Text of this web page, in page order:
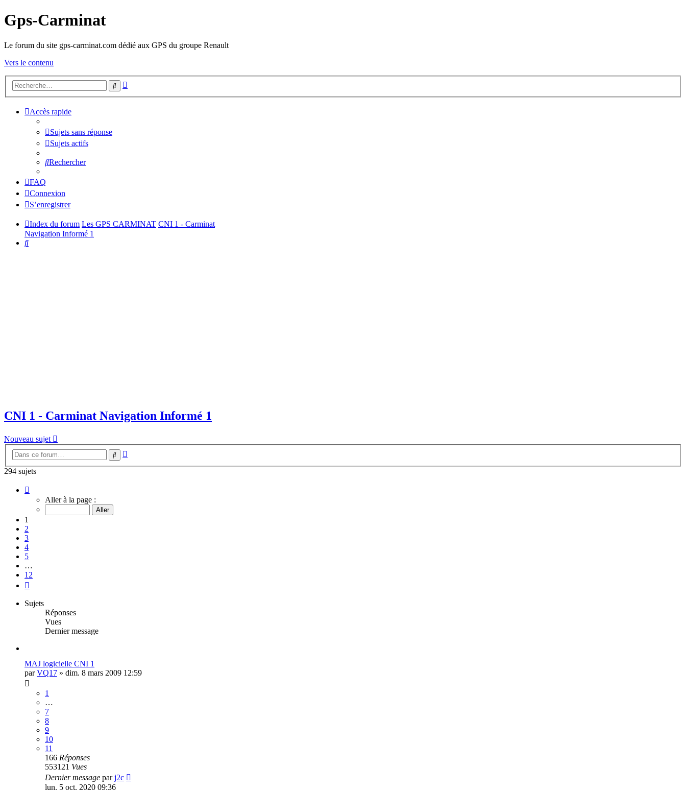
Gps-Carminat
Le forum du site gps-carminat.com dédié aux GPS du groupe Renault
Vers le contenu
Rechercher
Accès rapide
Sujets sans réponse
Sujets actifs
Rechercher
FAQ
Connexion
S’enregistrer
Index du forum Les GPS CARMINAT CNI 1 - Carminat
Navigation Informé 1
Rechercher
CNI 1 - Carminat Navigation Informé 1
Nouveau sujet
Rechercher
294 sujets
sur
Aller à la page :
1
2
3
4
5
…
12
Sujets
Réponses
Vues
Dernier message
MAJ logicielle CNI 1
parVQ17 » dim. 8 mars 2009 12:59
1
…
7
8
9
10
11
166 Réponses
553121 Vues
Dernier message parj2c
lun. 5 oct. 2020 09:36